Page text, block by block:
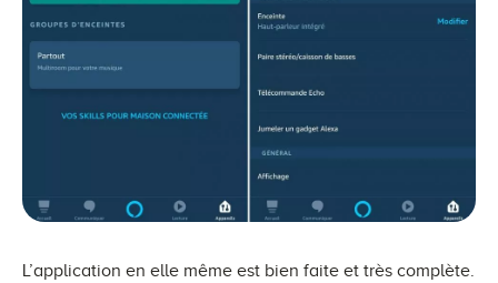
L’application en elle même est bien faite et très complète.